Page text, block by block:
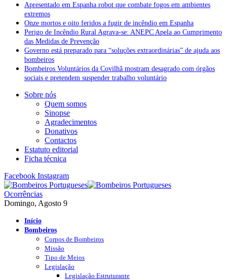
Apresentado em Espanha robot que combate fogos em ambientes
extremos
Onze mortos e oito feridos a fugir de incêndio em Espanha
Perigo de Incêndio Rural Agrava-se: ANEPC Apela ao Cumprimento
das Medidas de Prevenção
Governo está preparado para “soluções extraordinárias” de ajuda aos
bombeiros
Bombeiros Voluntários da Covilhã mostram desagrado com órgãos
sociais e pretendem suspender trabalho voluntário
Sobre nós
Quem somos
Sinopse
Agradecimentos
Donativos
Contactos
Estatuto editorial
Ficha técnica
Facebook Instagram
Ocorrências
Domingo, Agosto 9
Início
Bombeiros
Corpos de Bombeiros
Missão
Tipo de Meios
Legislação
Legislação Estruturante